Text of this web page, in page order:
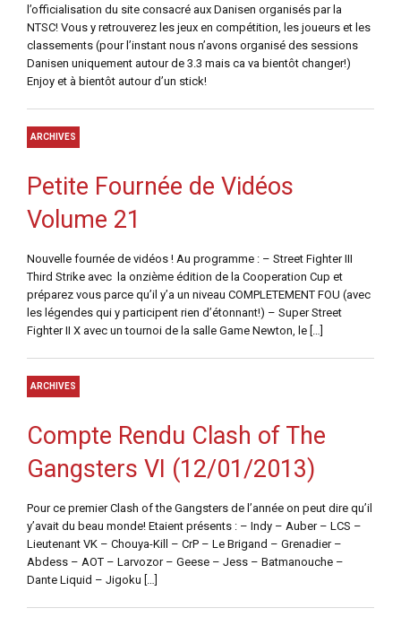
l’officialisation du site consacré aux Danisen organisés par la
NTSC! Vous y retrouverez les jeux en compétition, les joueurs et les
classements (pour l’instant nous n’avons organisé des sessions
Danisen uniquement autour de 3.3 mais ca va bientôt changer!)
Enjoy et à bientôt autour d’un stick!
ARCHIVES
Petite Fournée de Vidéos
Volume 21
Nouvelle fournée de vidéos ! Au programme : – Street Fighter III
Third Strike avec la onzième édition de la Cooperation Cup et
préparez vous parce qu’il y’a un niveau COMPLETEMENT FOU (avec
les légendes qui y participent rien d’étonnant!) – Super Street
Fighter II X avec un tournoi de la salle Game Newton, le […]
ARCHIVES
Compte Rendu Clash of The
Gangsters VI (12/01/2013)
Pour ce premier Clash of the Gangsters de l’année on peut dire qu’il
y’avait du beau monde! Etaient présents : – Indy – Auber – LCS –
Lieutenant VK – Chouya-Kill – CrP – Le Brigand – Grenadier –
Abdess – AOT – Larvozor – Geese – Jess – Batmanouche –
Dante Liquid – Jigoku […]